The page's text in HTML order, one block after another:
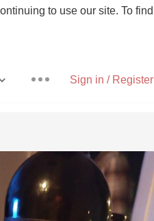
to use our site. To find
Sign in / Register
Pizza